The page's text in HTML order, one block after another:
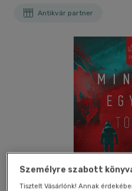
Antikvár partner
Személyre szabott
Tisztelt Vásárlónk! Annak